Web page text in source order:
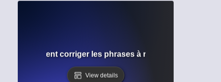
? Comment corriger les phrases à rallonge et
View details